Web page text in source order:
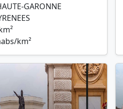
GARONNE
km²